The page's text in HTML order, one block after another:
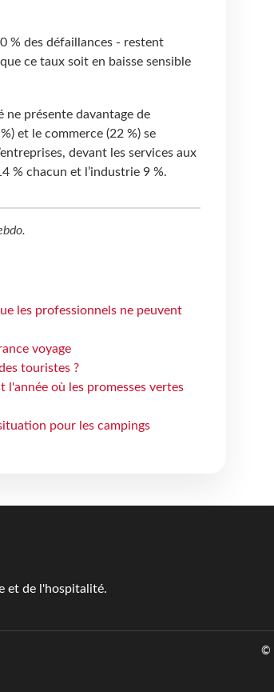
% des défaillances - restent
ce taux soit en baisse sensible
ne présente davantage de
et le commerce (22 %) se
devant les services aux
% chacun et l’industrie 9 %.
.
les professionnels ne peuvent
voyage
touristes ?
l'année où les promesses vertes
pour les campings
et de l'hospitalité.
©